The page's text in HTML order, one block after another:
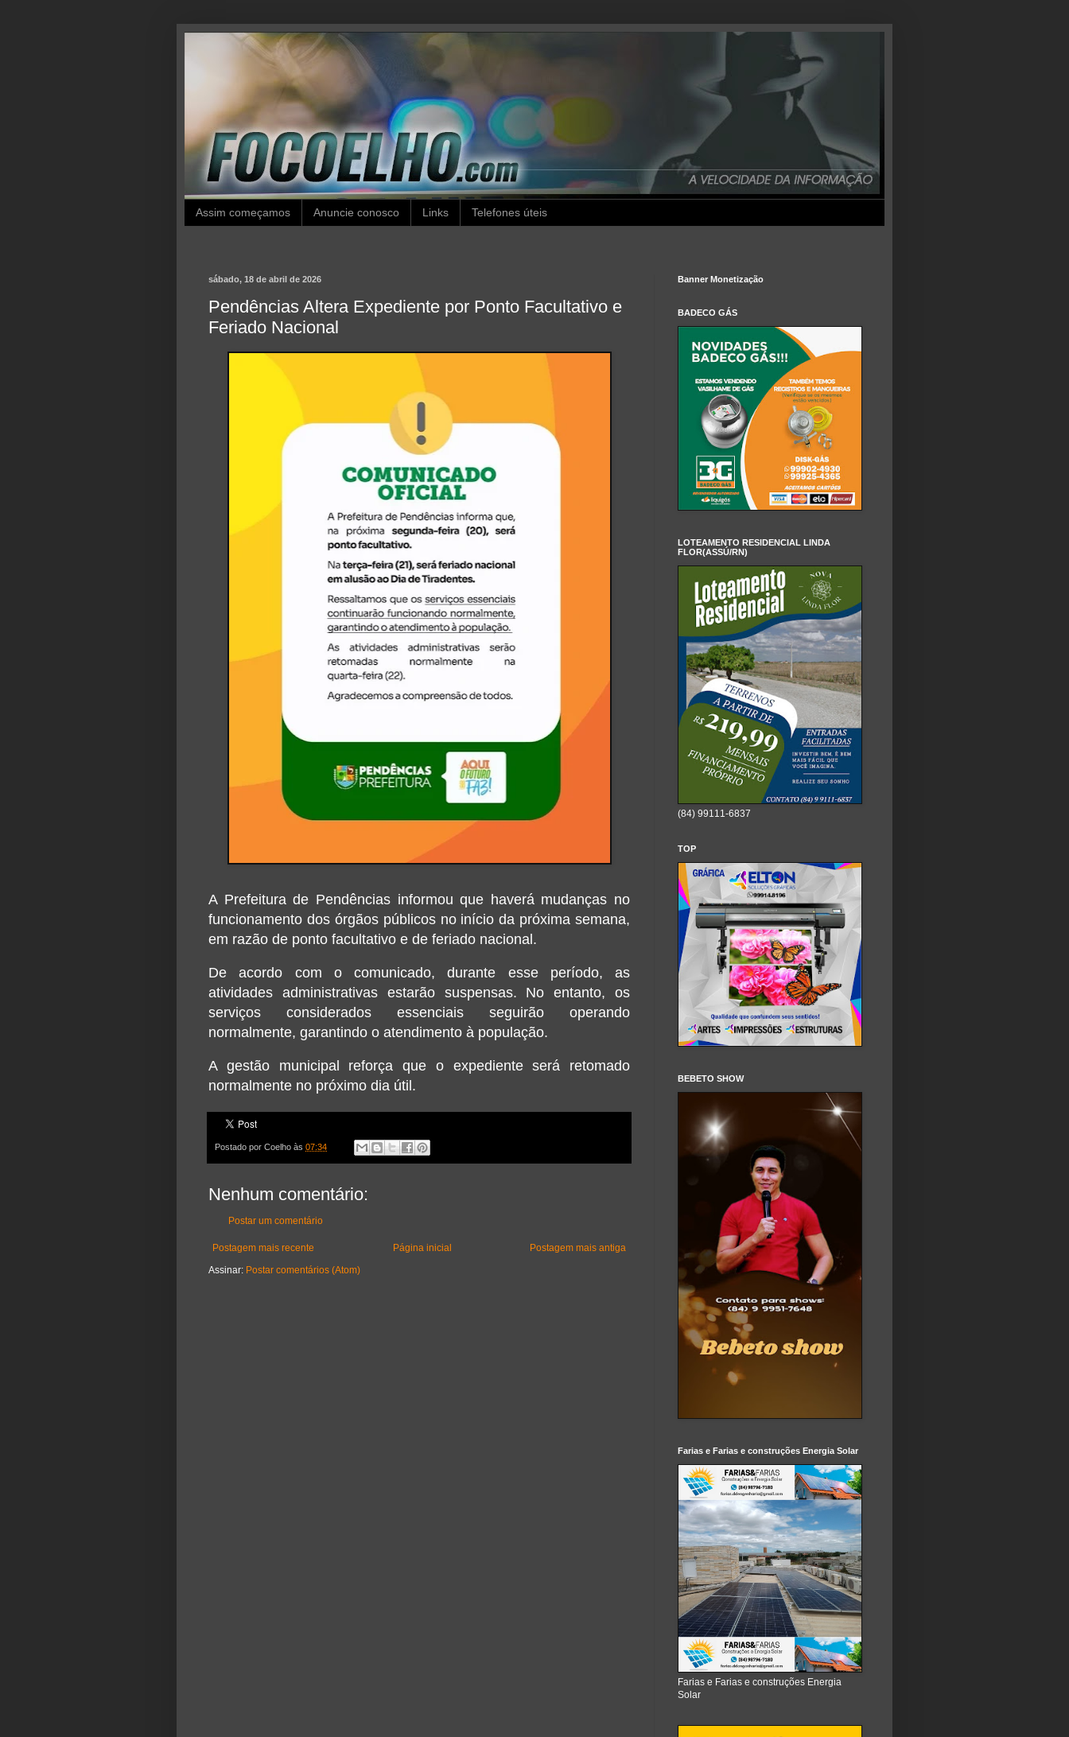
Assim começamos Anuncie conosco Links Telefones úteis
sábado, 18 de abril de 2026
Pendências Altera Expediente por Ponto Facultativo e
Feriado Nacional
A Prefeitura de Pendênciasinformou que haverá mudanças no
funcionamento dos órgãos públicos no início da próxima semana,
em razão de ponto facultativo e de feriado nacional.
De acordo com o comunicado, durante esse período, as
atividades administrativas estarão suspensas. No entanto, os
serviços considerados essenciais seguirão operando
normalmente, garantindo o atendimento à população.
A gestão municipal reforça que o expediente será retomado
normalmente no próximo dia útil.
Postado por Coelho às 07:34
Nenhum comentário:
Postar um comentário
Postagem mais recente Postagem mais antiga
Página inicial
Assinar: Postar comentários (Atom)
Banner Monetização
BADECO GÁS
LOTEAMENTO RESIDENCIAL LINDA
FLOR(ASSÚ/RN)
(84) 99111-6837
TOP
BEBETO SHOW
Farias e Farias e construções Energia Solar
Farias e Farias e construções Energia
Solar